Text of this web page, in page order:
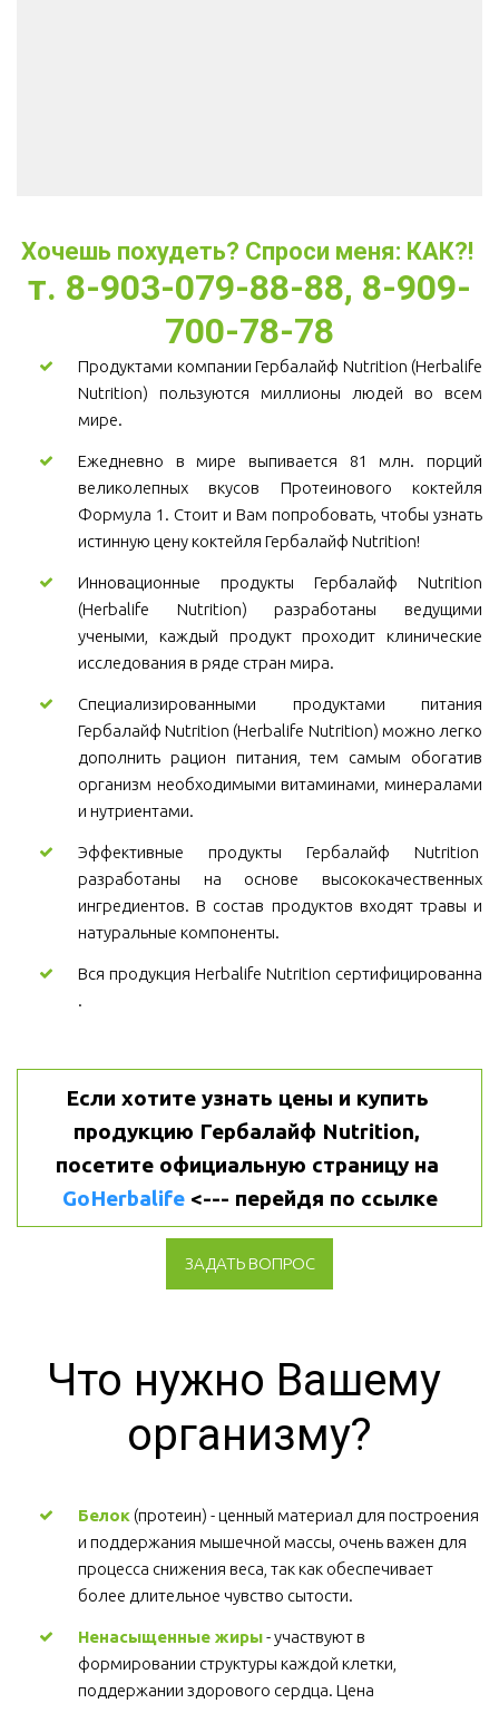
Хочешь похудеть? Спроси меня: КАК?!
т. 8-903-079-88-88, 8-909-
700-78-78
Продуктами компании Гербалайф Nutrition (Herbalife
Nutrition) пользуются миллионы людей во всем
мире.
Ежедневно в мире выпивается 81 млн. порций
великолепных вкусов Протеинового коктейля
Формула 1. Стоит и Вам попробовать, чтобы узнать
истинную цену коктейля Гербалайф Nutrition!
Инновационные продукты Гербалайф Nutrition
(Herbalife Nutrition) разработаны ведущими
учеными, каждый продукт проходит клинические
исследования в ряде стран мира.
Специализированными продуктами питания
Гербалайф Nutrition (Herbalife Nutrition) можно легко
дополнить рацион питания, тем самым обогатив
организм необходимыми витаминами, минералами
и нутриентами.
Эффективные продукты Гербалайф Nutrition
разработаны на основе высококачественных
ингредиентов. В состав продуктов входят травы и
натуральные компоненты.
Вся продукция Herbalife Nutrition сертифицированна
.
Если хотите узнать цены и купить
продукцию Гербалайф Nutrition,
GoHerbalife <--- перейдя по ссылке
ЗАДАТЬ ВОПРОС
Что нужно Вашему
организму?
Белок (протеин) - ценный материал для построения
и поддержания мышечной массы, очень важен для
процесса снижения веса, так как обеспечивает
более длительное чувство сытости.
Ненасыщенные жиры - участвуют в
формировании структуры каждой клетки,
поддержании здорового сердца. Цена